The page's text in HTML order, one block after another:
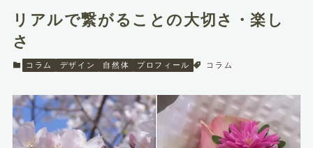
リアルで繋がることの大切さ・楽し
さ
コラム デザイン 自然体 プロフィール コラム